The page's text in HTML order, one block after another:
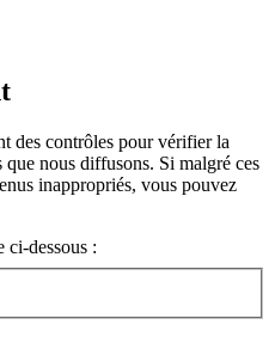
des contrôles pour vérifier la
nous diffusons. Si malgré ces
inappropriés, vous pouvez
ci-dessous :